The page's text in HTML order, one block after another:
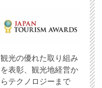
観光の優れた取り組み
を表彰、観光地経営か
らテクノロジーまで